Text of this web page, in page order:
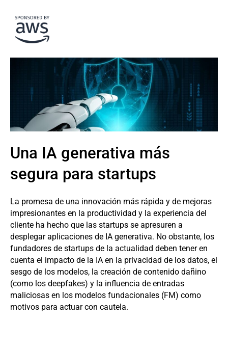
Una IA generativa más
segura para startups
La promesa de una innovación más rápida y de mejoras
impresionantes en la productividad y la experiencia del
cliente ha hecho que las startups se apresuren a
desplegar aplicaciones de IA generativa. No obstante, los
fundadores de startups de la actualidad deben tener en
cuenta el impacto de la IA en la privacidad de los datos, el
sesgo de los modelos, la creación de contenido dañino
(como los deepfakes) y la influencia de entradas
maliciosas en los modelos fundacionales (FM) como
motivos para actuar con cautela.